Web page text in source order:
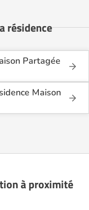
résidence
Partagée
de Tarbes est
services
Maison
de Tarbes est
à proximité